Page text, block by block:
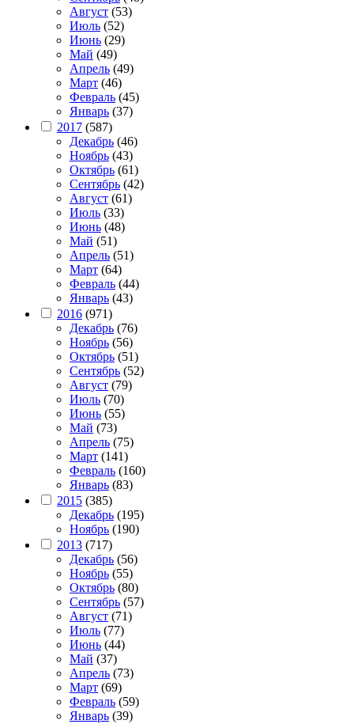
Август (53)
Июль (52)
Июнь (29)
Май (49)
Апрель (49)
Март (46)
Февраль (45)
Январь (37)
2017 (587)
Декабрь (46)
Ноябрь (43)
Октябрь (61)
Сентябрь (42)
Август (61)
Июль (33)
Июнь (48)
Май (51)
Апрель (51)
Март (64)
Февраль (44)
Январь (43)
2016 (971)
Декабрь (76)
Ноябрь (56)
Октябрь (51)
Сентябрь (52)
Август (79)
Июль (70)
Июнь (55)
Май (73)
Апрель (75)
Март (141)
Февраль (160)
Январь (83)
2015 (385)
Декабрь (195)
Ноябрь (190)
2013 (717)
Декабрь (56)
Ноябрь (55)
Октябрь (80)
Сентябрь (57)
Август (71)
Июль (77)
Июнь (44)
Май (37)
Апрель (73)
Март (69)
Февраль (59)
Январь (39)